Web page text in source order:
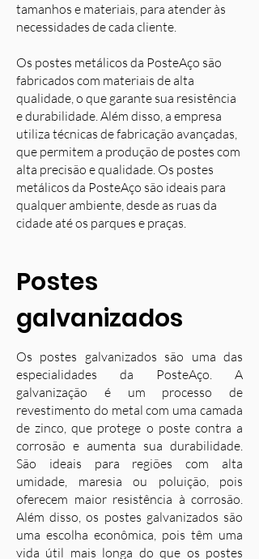
tamanhos e materiais, para atender às
necessidades de cada cliente.
Os postes metálicos da PosteAço são
fabricados com materiais de alta
qualidade, o que garante sua resistência
e durabilidade. Além disso, a empresa
utiliza técnicas de fabricação avançadas,
que permitem a produção de postes com
alta precisão e qualidade. Os postes
metálicos da PosteAço são ideais para
qualquer ambiente, desde as ruas da
cidade até os parques e praças.
Postes
galvanizados
Os postes galvanizados são uma das
especialidades da PosteAço. A
galvanização é um processo de
revestimento do metal com uma camada
de zinco, que protege o poste contra a
corrosão e aumenta sua durabilidade.
São ideais para regiões com alta
umidade, maresia ou poluição, pois
oferecem maior resistência à corrosão.
Além disso, os postes galvanizados são
uma escolha econômica, pois têm uma
vida útil mais longa do que os postes